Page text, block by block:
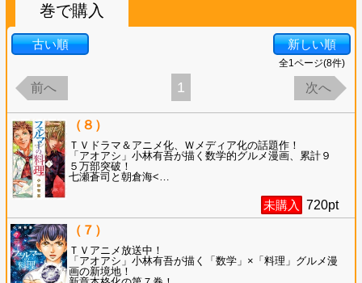
巻で購入
古い順 新しい順
全1ページ(8件)
前へ 1 次へ
（８）
ＴＶドラマ＆アニメ化、Ｗメディア化の話題作！
「アオアシ」小林有吾が描く数学的グルメ漫画、累計９
５万部突破！
七瀬蒼司と朝倉海<
未購入 720pt
（７）
ＴＶアニメ放送中！
「アオアシ」小林有吾が描く「数学」×「料理」グルメ漫
画の新境地！